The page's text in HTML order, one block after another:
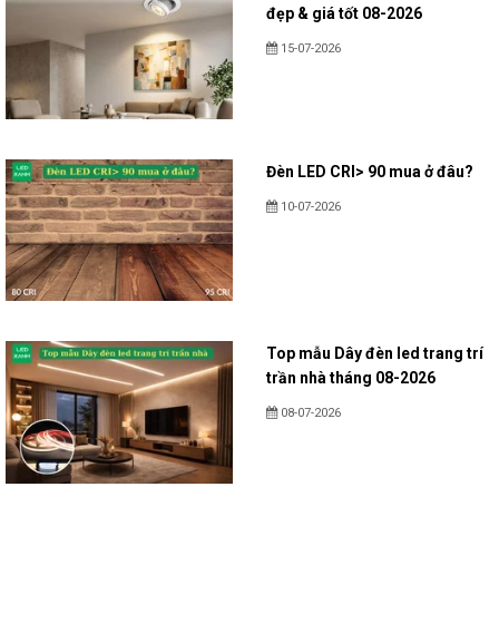
đẹp & giá tốt 08-2026
15-07-2026
Đèn LED CRI> 90 mua ở đâu?
10-07-2026
Top mẫu Dây đèn led trang trí
trần nhà tháng 08-2026
08-07-2026